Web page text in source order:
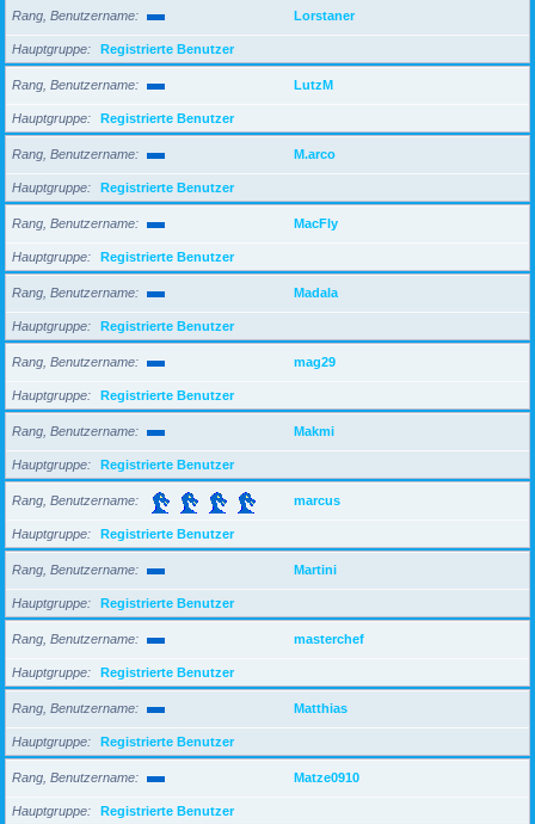
Rang, Benutzername Lorstaner
Hauptgruppe Registrierte Benutzer
Rang, Benutzername LutzM
Hauptgruppe Registrierte Benutzer
Rang, Benutzername M.arco
Hauptgruppe Registrierte Benutzer
Rang, Benutzername MacFly
Hauptgruppe Registrierte Benutzer
Rang, Benutzername Madala
Hauptgruppe Registrierte Benutzer
Rang, Benutzername mag29
Hauptgruppe Registrierte Benutzer
Rang, Benutzername Makmi
Hauptgruppe Registrierte Benutzer
Rang, Benutzername marcus
Hauptgruppe Registrierte Benutzer
Rang, Benutzername Martini
Hauptgruppe Registrierte Benutzer
Rang, Benutzername masterchef
Hauptgruppe Registrierte Benutzer
Rang, Benutzername Matthias
Hauptgruppe Registrierte Benutzer
Rang, Benutzername Matze0910
Hauptgruppe Registrierte Benutzer